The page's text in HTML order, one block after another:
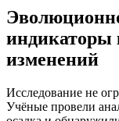
индикаторы
изменений
Исследование не
Учёные провели